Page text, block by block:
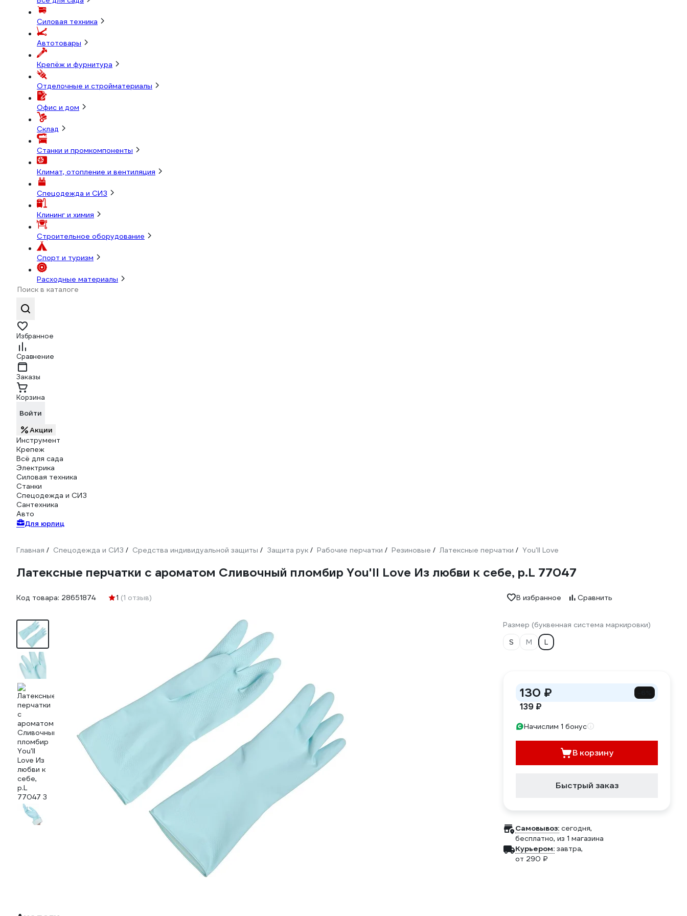
Силовая техника
Автотовары
Крепёж и фурнитура
Отделочные и стройматериалы
Офис и дом
Склад
Станки и промкомпоненты
Климат, отопление и вентиляция
Спецодежда и СИЗ
Клининг и химия
Строительное оборудование
Спорт и туризм
Расходные материалы
Избранное
Сравнение
Заказы
Корзина
Войти
Акции
Инструмент
Крепеж
Всё для сада
Электрика
Силовая техника
Станки
Спецодежда и СИЗ
Сантехника
Авто
Для юрлиц
Главная / Спецодежда и СИЗ / Средства индивидуальной защиты / Защита рук / Рабочие перчатки / Резиновые / Латексные перчатки / You'll Love
Латексные перчатки с ароматом Сливочный пломбир You'll Love Из любви к себе, р.L 77047
Код товара: 28651874 1 (1 отзыв) В избранное Сравнить
Размер (буквенная система маркировки)
S
M L
130 ₽
139 ₽
Начислим 1 бонус
В корзину
Быстрый заказ
Самовывоз: сегодня,
бесплатно, из 1 магазина
Курьером: завтра,
от 290 ₽